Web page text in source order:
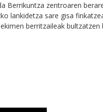
Berrikuntza zentroaren
lankidetza sare gisa
berritzaileak bultzatzen